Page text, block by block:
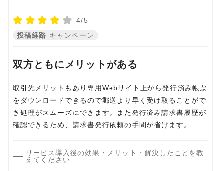
4/5
投稿経路 キャンペーン
双方ともにメリットがある
取引先メリットもあり専用Webサイト上から発行済み帳票
をダウンロードできるので郵送より早く受け取ることがで
き処理がスムーズにできます。また発行済み請求書履歴が
確認できるため、請求書発行依頼の手間が省けます。
サービス導入後の効果・メリット・解決したことを教
えてください